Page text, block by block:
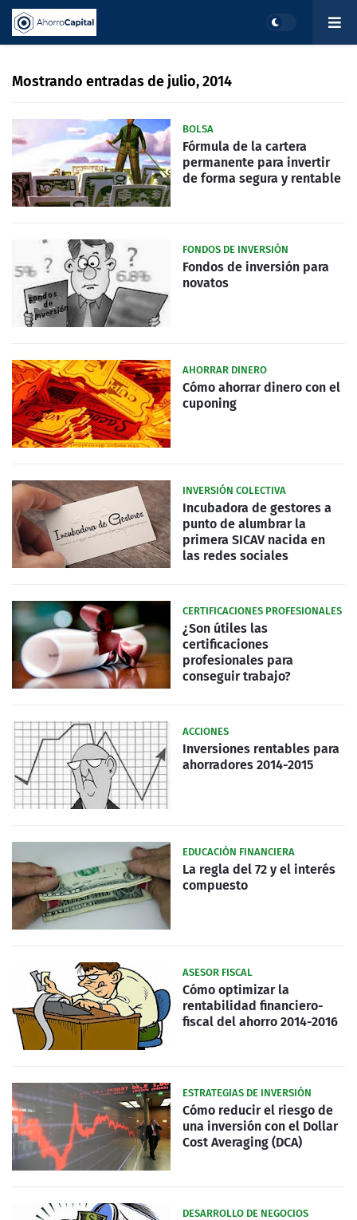
Mostrando entradas de julio, 2014
BOLSA
Fórmula de la cartera
permanente para invertir
de forma segura y rentable
FONDOS DE INVERSIÓN
Fondos de inversión para
novatos
AHORRAR DINERO
Cómo ahorrar dinero con el
cuponing
INVERSIÓN COLECTIVA
Incubadora de gestores a
punto de alumbrar la
primera SICAV nacida en
las redes sociales
CERTIFICACIONES PROFESIONALES
¿Son útiles las
certificaciones
profesionales para
conseguir trabajo?
ACCIONES
Inversiones rentables para
ahorradores 2014-2015
EDUCACIÓN FINANCIERA
La regla del 72 y el interés
compuesto
ASESOR FISCAL
Cómo optimizar la
rentabilidad financiero-
fiscal del ahorro 2014-2016
ESTRATEGIAS DE INVERSIÓN
Cómo reducir el riesgo de
una inversión con el Dollar
Cost Averaging (DCA)
DESARROLLO DE NEGOCIOS